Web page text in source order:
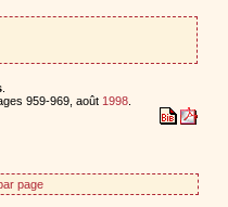
.
959-969, août 1998.
page